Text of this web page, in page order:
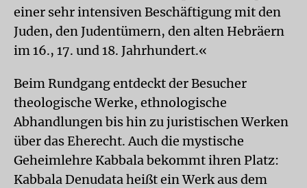
einer sehr intensiven Beschäftigung mit den
Juden, den Judentümern, den alten Hebräern
im 16., 17. und 18. Jahrhundert.«
Beim Rundgang entdeckt der Besucher
theologische Werke, ethnologische
Abhandlungen bis hin zu juristischen Werken
über das Eherecht. Auch die mystische
Geheimlehre Kabbala bekommt ihren Platz:
Kabbala Denudata heißt ein Werk aus dem